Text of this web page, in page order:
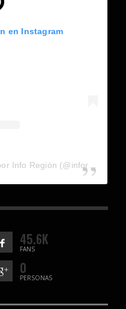
en Instagram
Una publicación compartida por Info Región (@inforegion_redes)
45.6K
FANS
0
PERSONAS